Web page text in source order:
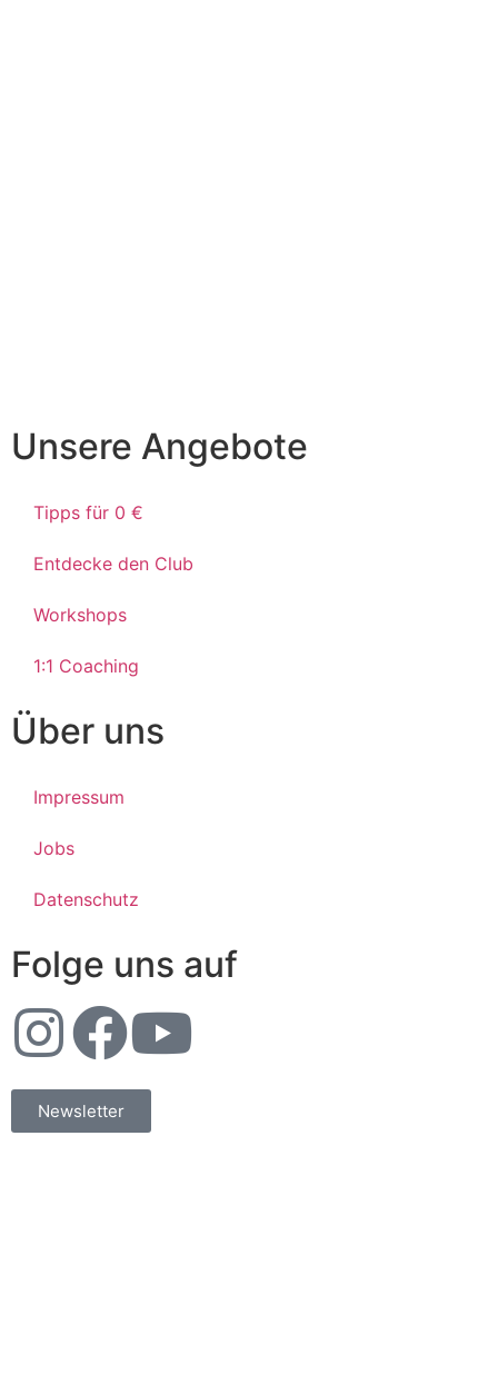
Unsere Angebote
Tipps für 0 €
Entdecke den Club
Workshops
1:1 Coaching
Über uns
Impressum
Jobs
Datenschutz
Folge uns auf
Newsletter